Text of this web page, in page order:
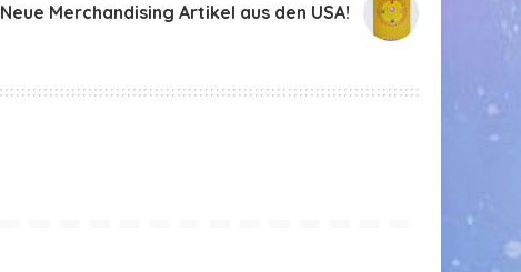
Neue Merchandising Artikel aus den USA!